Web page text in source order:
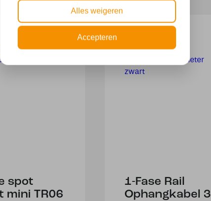
spot
mini TR06
1-Fase Rail
Ophangkabel 3
Alles weigeren
Accepteren